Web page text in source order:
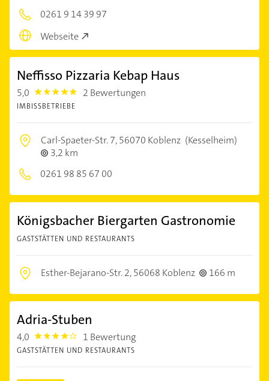
0261 9 14 39 97
Webseite
Neffisso Pizzaria Kebap Haus
5,0 5.0 2 Bewertungen
IMBISSBETRIEBE
Carl-Spaeter-Str. 7,56070 Koblenz (Kesselheim)
3,2 km
0261 98 85 67 00
Königsbacher Biergarten Gastronomie
GASTSTÄTTEN UND RESTAURANTS
Esther-Bejarano-Str. 2,56068 Koblenz 166 m
Adria-Stuben
4,0 4.0 1 Bewertung
GASTSTÄTTEN UND RESTAURANTS